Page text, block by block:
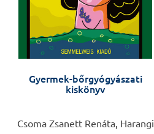
Gyermek-bőrgyógyászati
kiskönyv
Csoma Zsanett Renáta, Harangi